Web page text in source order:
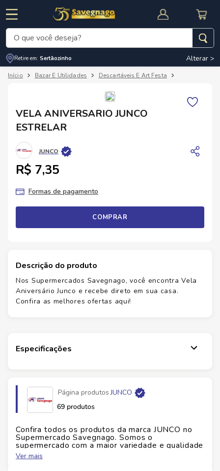
CUPOM DE DESCONTO
O que você deseja?
Retire em: Sertãozinho Alterar >
Bazar E Utilidades Descartáveis E Art Festa
VELA ANIVERSARIO JUNCO
ESTRELAR
JUNCO
R$ 7,35
Formas de pagamento
COMPRAR
Descrição do produto
Nos Supermercados Savegnago, você encontra Vela
Aniversário Junco e recebe direto em sua casa.
Confira as melhores ofertas aqui!
Especificações
Fabricante JUNCO INDUSTRIA E COM LTDA
EAN 7896523103266
Id do produto
Página produtos JUNCO
69 produtos
Confira todos os produtos da marca JUNCO no
Supermercado Savegnago. Somos o
supermercado com a maior variedade e qualidade
do Brasil!
Ver mais
Termos mais buscados
º
cerveja
5º arroz